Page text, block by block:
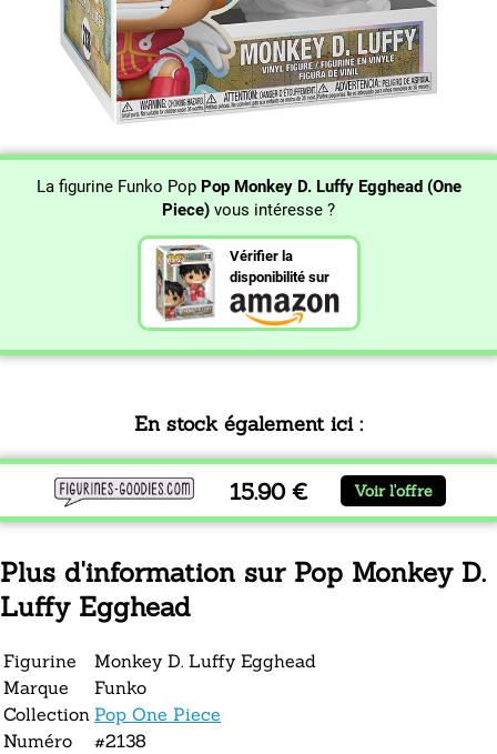
La figurine Funko Pop Pop Monkey D. Luffy Egghead (One
Piece) vous intéresse ?
Vérifier la
disponibilité sur
En stock également ici :
15.90 € Voir l'offre
Plus d'information sur Pop Monkey D.
Luffy Egghead
Figurine
Monkey D. Luffy Egghead
Marque
Funko
Collection Pop One Piece
Numéro
#2138